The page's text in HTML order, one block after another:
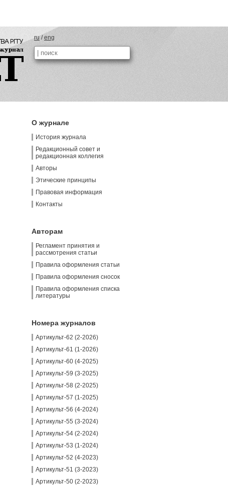
ru/ eng
О журнале
История журнала
Редакционный совет и
редакционная коллегия
Авторы
Этические принципы
Правовая информация
Контакты
Авторам
Регламент принятия и
рассмотрения статьи
Правила оформления статьи
Правила оформления сносок
Правила оформления списка
литературы
Номера журналов
Артикульт-62 (2-2026)
Артикульт-61 (1-2026)
Артикульт-60 (4-2025)
Артикульт-59 (3-2025)
Артикульт-58 (2-2025)
Артикульт-57 (1-2025)
Артикульт-56 (4-2024)
Артикульт-55 (3-2024)
Артикульт-54 (2-2024)
Артикульт-53 (1-2024)
Артикульт-52 (4-2023)
Артикульт-51 (3-2023)
Артикульт-50 (2-2023)